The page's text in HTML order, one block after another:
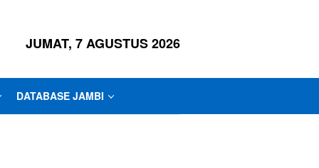
JUMAT, 7 AGUSTUS 2026
DATABASE JAMBI